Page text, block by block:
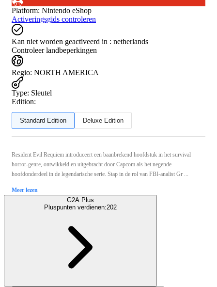
Platform: Nintendo eShop
Activeringsgids controleren
Kan niet worden geactiveerd in : netherlands
Controleer landbeperkingen
Regio: NORTH AMERICA
Type: Sleutel
Edition:
Standard Edition Deluxe Edition
Resident Evil Requiem introduceert een baanbrekend hoofdstuk in het survival
horror-genre, ontwikkeld en uitgebracht door Capcom als het negende
hoofdonderdeel in de legendarische serie. Stap in de rol van FBI-analist Gr ...
Meer lezen
G2A Plus
Pluspunten verdienen:202